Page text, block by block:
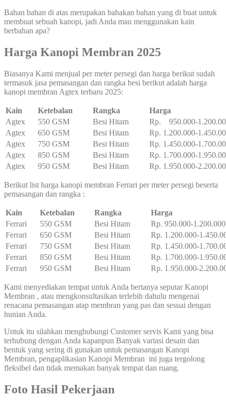
Bahan bahan di atas merupakan bahakan bahan yang di buat untuk
membuat sebuah kanopi, jadi Anda mau menggunakan kain
berbahan apa?
Harga Kanopi Membran 2025
Biasanya Kami menjual per meter persegi dan harga berikut sudah
termasuk jasa pemasangan dan rangka besi berikut adalah harga
kanopi membran Agtex terbaru 2025:
Kain Ketebalan Rangka
Harga
Agtex
550 GSM Besi Hitam
Rp. 950.000-
Agtex
650 GSM Besi Hitam
Rp. 1.200.000-
Agtex
750 GSM Besi Hitam
Rp. 1.450.000-
Agtex
850 GSM Besi Hitam
Rp. 1.700.000-
Agtex
950 GSM Besi Hitam Rp. 1.950.000-
Berikut list harga kanopi membran Ferrari per meter persegi beserta
pemasangan dan rangka :
Kain Ketebalan Rangka
Harga
Ferrari
550 GSM Besi Hitam
Rp. 950.000-1.200.000
Ferrari
650 GSM Besi Hitam
Rp. 1.200.000-
Ferrari
750 GSM Besi Hitam
Rp. 1.450.000-
Ferrari
850 GSM Besi Hitam
Rp. 1.700.000-
Ferrari
950 GSM Besi Hitam Rp. 1.950.000-
Kami menyediakan tempat untuk Anda bertanya seputar Kanopi
Membran , atau mengkonsultasikan terlebih dahulu mengenai
renacana pemasangan atap membran yang pas dan sesuai dengan
hunian Anda.
Untuk itu silahkan menghubungi Customer servis Kami yang bisa
terhubung dengan Anda kapanpun Banyak variasi desain dan
bentuk yang sering di gunakan untuk pemasangan Kanopi
Membran, pengaplikasian Kanopi Membran ini juga tergolong
fleksibel dan tidak memakan banyak tempat dan ruang.
Foto Hasil Pekerjaan